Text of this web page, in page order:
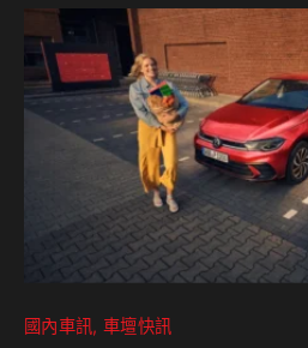
佳可行駛 14 公里的一級能耗表現
烈回響以實際行動翻轉台灣市場對
例佔整體 MAZDA CX-60 預接單
國內車訊 車壇快訊